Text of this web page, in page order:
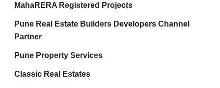
MahaRERA Registered Projects
Pune Real Estate Builders Developers Channel
Partner
Pune Property Services
Classic Real Estates